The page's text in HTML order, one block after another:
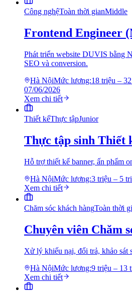
Công nghệToàn thời gianMiddle
Frontend Engineer
Phát triển website DUVIS bằng
SEO và conversion.
Hà NộiMức lương:18 triệu –
07/06/2026
Xem chi tiết
Thiết kếThực tậpJunior
Thực tập sinh Thiết
Hỗ trợ thiết kế banner, ấn phẩm
Hà NộiMức lương:3 triệu – 5
Xem chi tiết
Chăm sóc khách hàngToàn thời
Chuyên viên Chăm
Xử lý khiếu nại, đổi trả, khảo sát
Hà NộiMức lương:9 triệu – 13
Xem chi tiết